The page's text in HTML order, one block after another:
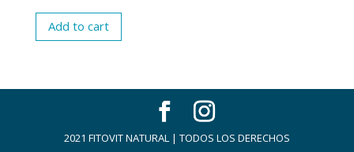
Add to cart
2021 FITOVIT NATURAL | TODOS LOS DERECHOS